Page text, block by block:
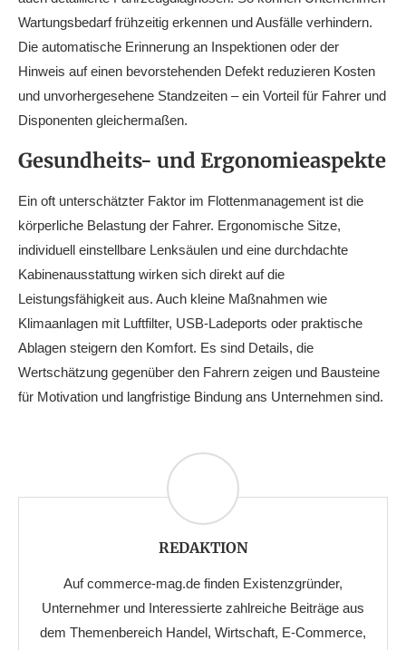
Wartungsbedarf frühzeitig erkennen und Ausfälle verhindern.
Die automatische Erinnerung an Inspektionen oder der
Hinweis auf einen bevorstehenden Defekt reduzieren Kosten
und unvorhergesehene Standzeiten – ein Vorteil für Fahrer und
Disponenten gleichermaßen.
Gesundheits- und Ergonomieaspekte
Ein oft unterschätzter Faktor im Flottenmanagement ist die
körperliche Belastung der Fahrer. Ergonomische Sitze,
individuell einstellbare Lenksäulen und eine durchdachte
Kabinenausstattung wirken sich direkt auf die
Leistungsfähigkeit aus. Auch kleine Maßnahmen wie
Klimaanlagen mit Luftfilter, USB-Ladeports oder praktische
Ablagen steigern den Komfort. Es sind Details, die
Wertschätzung gegenüber den Fahrern zeigen und Bausteine
für Motivation und langfristige Bindung ans Unternehmen sind.
REDAKTION
Auf commerce-mag.de finden Existenzgründer,
Unternehmer und Interessierte zahlreiche Beiträge aus
dem Themenbereich Handel, Wirtschaft, E-Commerce,